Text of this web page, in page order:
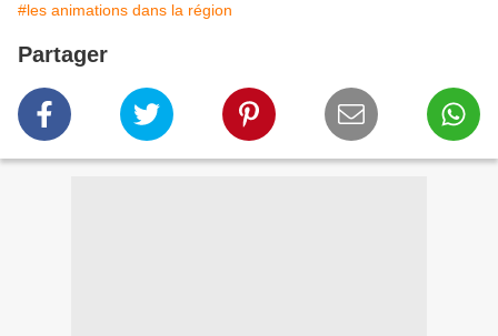
#les animations dans la région
Partager